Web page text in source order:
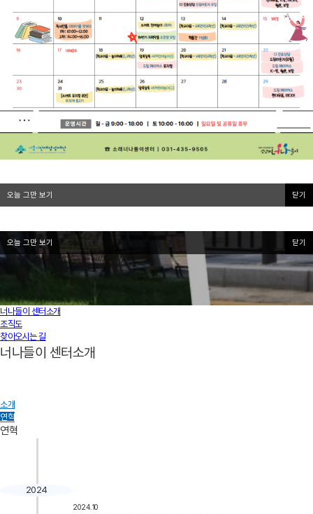
오늘 그만 보기 닫기
오늘 그만 보기 닫기
시흥시인재양성재단
너나들이센터
센터소개
시설안내
커뮤니티
너나들이 센터소개
너나들이 센터소개
찾아오시는 길
너나들이 센터소개
조직도
찾아오시는 길
너나들이 센터소개
소개
연혁
연혁
2024
2024.10